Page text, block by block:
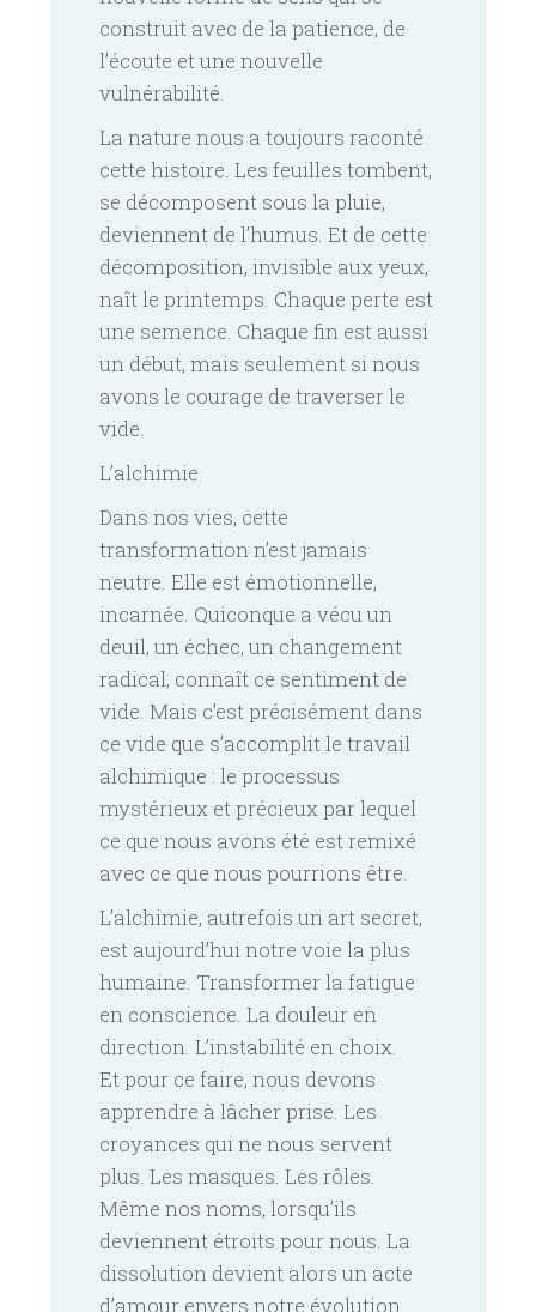
construit avec de la patience, de
l’écoute et une nouvelle
vulnérabilité.
La nature nous a toujours raconté
cette histoire. Les feuilles tombent,
se décomposent sous la pluie,
deviennent de l’humus. Et de cette
décomposition, invisible aux yeux,
naît le printemps. Chaque perte est
une semence. Chaque fin est aussi
un début, mais seulement si nous
avons le courage de traverser le
vide.
L’alchimie
Dans nos vies, cette
transformation n’est jamais
neutre. Elle est émotionnelle,
incarnée. Quiconque a vécu un
deuil, un échec, un changement
radical, connaît ce sentiment de
vide. Mais c’est précisément dans
ce vide que s’accomplit le travail
alchimique : le processus
mystérieux et précieux par lequel
ce que nous avons été est remixé
avec ce que nous pourrions être.
L’alchimie, autrefois un art secret,
est aujourd’hui notre voie la plus
humaine. Transformer la fatigue
en conscience. La douleur en
direction. L’instabilité en choix.
Et pour ce faire, nous devons
apprendre à lâcher prise. Les
croyances qui ne nous servent
plus. Les masques. Les rôles.
Même nos noms, lorsqu’ils
deviennent étroits pour nous. La
dissolution devient alors un acte
d’amour envers notre évolution.